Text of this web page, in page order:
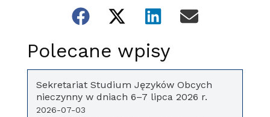
Polecane wpisy
Sekretariat Studium Języków Obcych
nieczynny w dniach 6–7 lipca 2026 r.
2026-07-03